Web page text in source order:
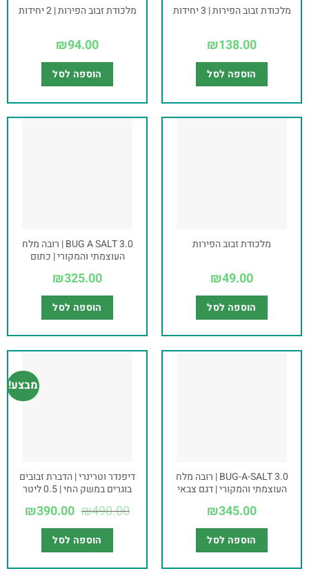
מלכודת זבוב הפירות | 3 יחידות
₪138.00
הוספה לסל
מלכודת זבוב הפירות | 2 יחידות
₪94.00
הוספה לסל
מלכודת זבוב הפירות
₪49.00
הוספה לסל
BUG A SALT 3.0 | רובה מלח
העוצמתי והמקורי | כתום
₪325.00
הוספה לסל
BUG-A-SALT 3.0 | רובה מלח
העוצמתי והמקורי | דגם צבאי
₪345.00
הוספה לסל
מבצע!
דיפנדר וטרינרי | הדברת זבובים
בוגרים במשק החי | 0.5 ליטר
₪490.00
₪390.00
הוספה לסל